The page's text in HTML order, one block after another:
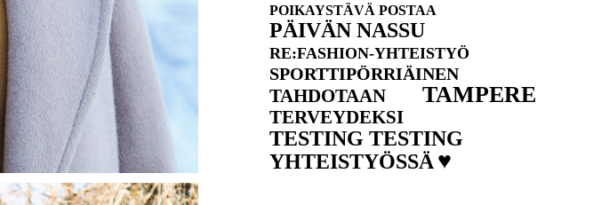
POIKAYSTÄVÄ POSTAA
PÄIVÄN NASSU
RE:FASHION-YHTEISTYÖ
SPORTTIPÖRRIÄINEN
TAHDOTAAN TAMPERE
TERVEYDEKSI
TESTING TESTING
YHTEISTYÖSSÄ♥